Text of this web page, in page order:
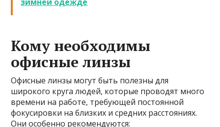
Кому необходимы
офисные линзы
Офисные линзы могут быть полезны для
широкого круга людей, которые проводят много
времени на работе, требующей постоянной
фокусировки на близких и средних расстояниях.
Они особенно рекомендуются: